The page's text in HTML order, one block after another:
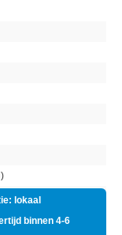
lokaal
binnen 4-6